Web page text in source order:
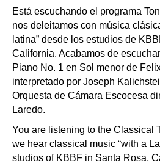
Está escuchando el programa
nos deleitamos con música
latina” desde los estudios de
California. Acabamos de
Piano No. 1 en Sol menor de
interpretado por Joseph
Orquesta de Cámara Escocesa
Laredo.
You are listening to the Classical
we hear classical music “with a
studios of KBBF in Santa Rosa,